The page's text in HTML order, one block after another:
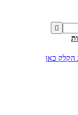

הקלק כאן